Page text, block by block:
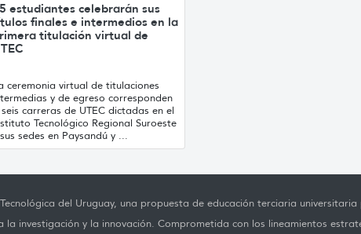
estudiantes celebrarán sus
finales e intermedios en la
titulación virtual de
ceremonia virtual de titulaciones
y de egreso corresponden
carreras de UTEC dictadas en el
Tecnológico Regional Suroeste
sedes en Paysandú y ...
del Uruguay, una propuesta de educación terciaria
la investigación y la innovación. Comprometida con los lineamientos